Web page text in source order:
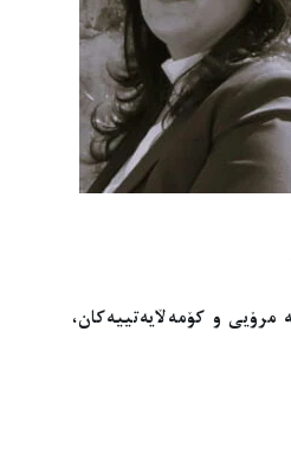
مرۆیی و کۆمەڵایەتییەکان،